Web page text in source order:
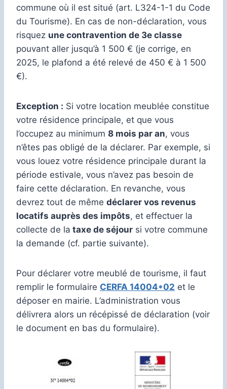
commune où il est situé (art. L324-1-1 du Code
du Tourisme). En cas de non-déclaration, vous
risquez une contravention de 3e classe
pouvant aller jusqu’à 1 500 € (je corrige, en
2025, le plafond a été relevé de 450 € à 1 500
€).
Exception : Si votre location meublée constitue
votre résidence principale, et que vous
l’occupez au minimum 8 mois par an, vous
n’êtes pas obligé de la déclarer. Par exemple, si
vous louez votre résidence principale durant la
période estivale, vous n’avez pas besoin de
faire cette déclaration. En revanche, vous
devrez tout de même déclarer vos revenus
locatifs auprès des impôts, et effectuer la
collecte de la taxe de séjour si votre commune
la demande (cf. partie suivante).
Pour déclarer votre meublé de tourisme, il faut
remplir le formulaire CERFA 14004*02 et le
déposer en mairie. L’administration vous
délivrera alors un récépissé de déclaration (voir
le document en bas du formulaire).